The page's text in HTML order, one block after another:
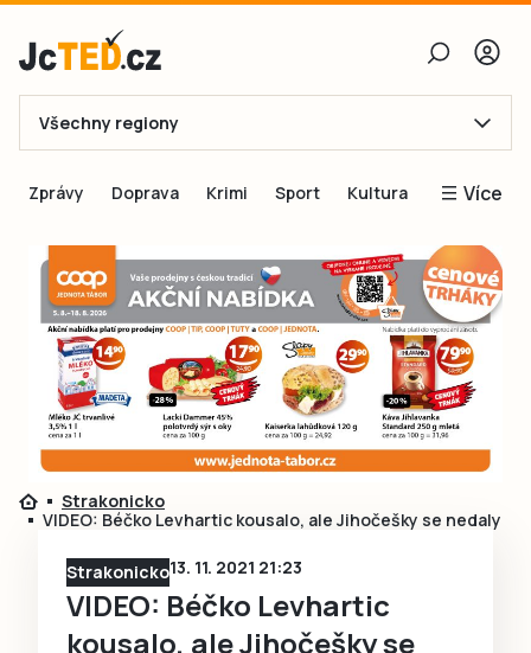
E-mail
Obnovit heslo
Přihlásit se
Přihlásit se přes Facebook
Ještě nemám účet, chci seRegistrovat
Všechny regiony
Zprávy Doprava Krimi Sport Kultura Více
Inspirace
Čtenáři píší
Speciální přílohy
Inzerce
Strakonicko
VIDEO: Béčko Levhartic kousalo, ale Jihočešky se nedaly
Strakonicko13. 11. 2021 21:23
VIDEO: Béčko Levhartic
kousalo, ale Jihočešky se